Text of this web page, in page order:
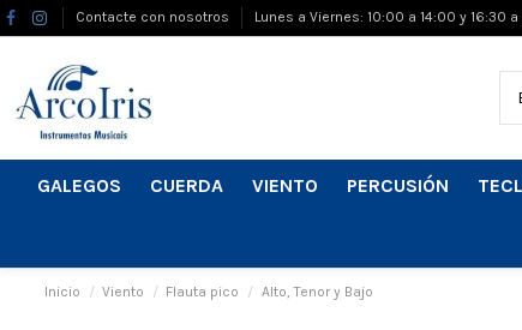
Contacte con nosotros Lunes a Viernes: 10:00 a 14:00 y 16:30
GALEGOS CUERDA VIENTO PERCUSIÓN
Inicio Viento Flauta pico Alto, Tenor y Bajo